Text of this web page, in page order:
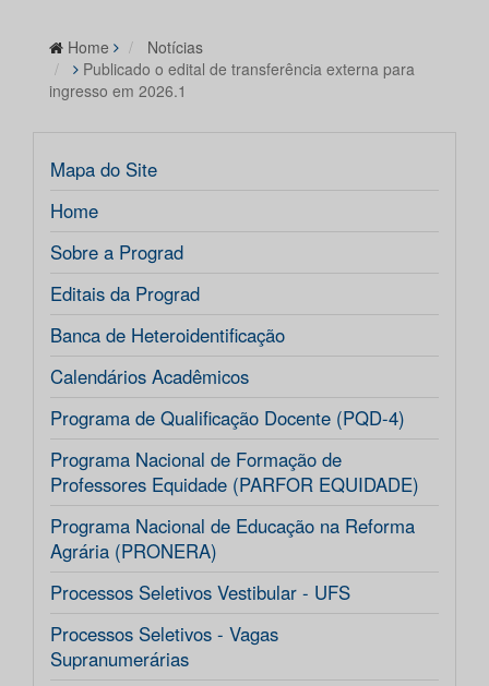
Home
Notícias
Publicado o edital de transferência externa para
ingresso em 2026.1
Mapa do Site
Home
Sobre a Prograd
Editais da Prograd
Banca de Heteroidentificação
Calendários Acadêmicos
Programa de Qualificação Docente (PQD-4)
Programa Nacional de Formação de
Professores Equidade (PARFOR EQUIDADE)
Programa Nacional de Educação na Reforma
Agrária (PRONERA)
Processos Seletivos Vestibular - UFS
Processos Seletivos - Vagas
Supranumerárias